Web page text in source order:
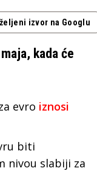
izvor na Googlu
kada će
evro iznosi
biti
nivou slabiji za